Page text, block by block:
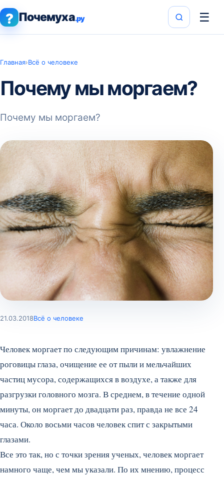
? Почемуха.ру ☰
Главная›Всё о человеке
Почему мы моргаем?
Почему мы моргаем?
21.03.2018Всё о человеке
Человек моргает по следующим причинам: увлажнение
роговицы глаза, очищение ее от пыли и мельчайших
частиц мусора, содержащихся в воздухе, а также для
разгрузки головного мозга. В среднем, в течение одной
минуты, он моргает до двадцати раз, правда не все 24
часа. Около восьми часов человек спит с закрытыми
глазами.
Все это так, но с точки зрения ученых, человек моргает
намного чаще, чем мы указали. По их мнению, процесс